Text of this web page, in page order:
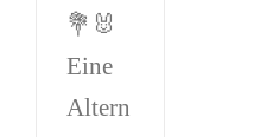
💐🐰
Eine
Altern